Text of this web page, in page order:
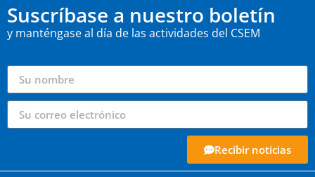
Suscríbase a nuestro boletín
y manténgase al día de las actividades del CSEM
Recibir noticias